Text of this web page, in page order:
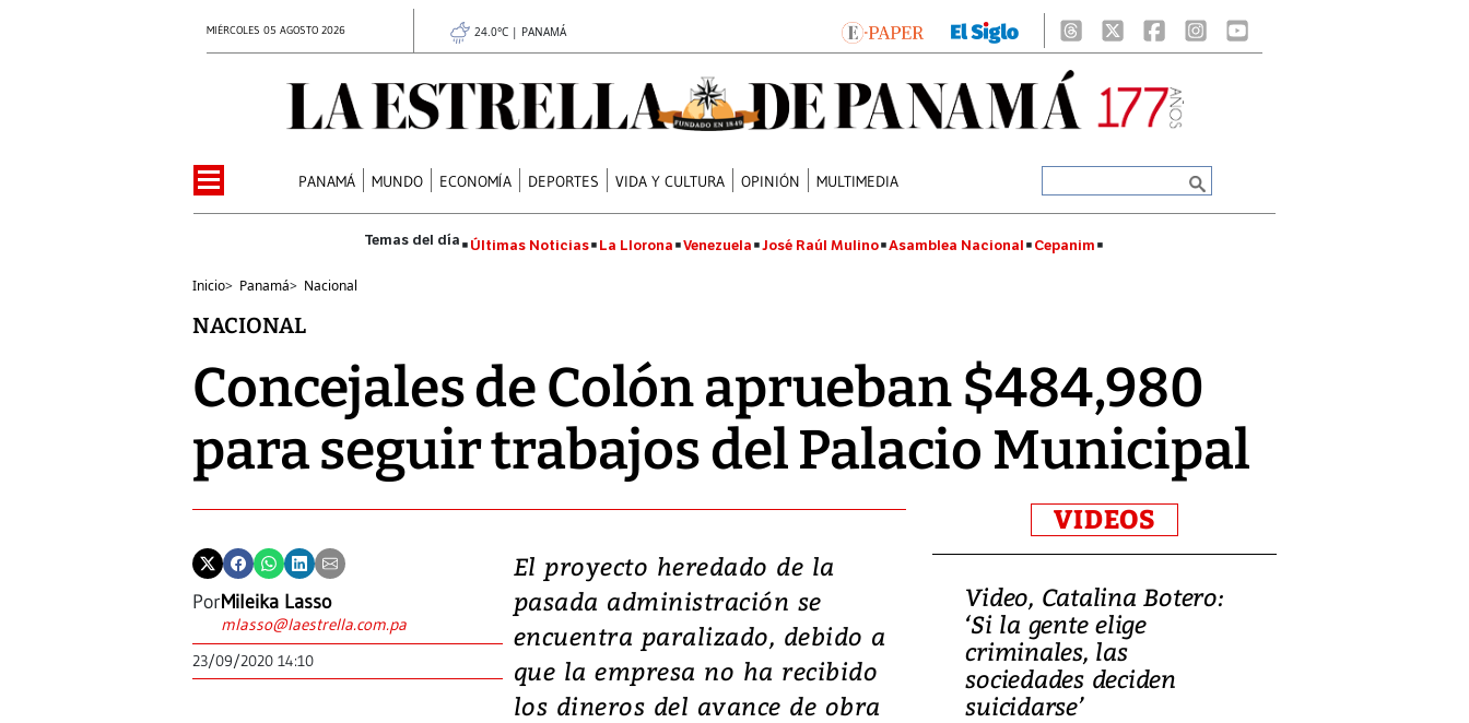
MIÉRCOLES 05 AGOSTO 2026 24.0°C | PANAMÁ
PANAMÁ MUNDO ECONOMÍA DEPORTES VIDA Y CULTURA OPINIÓN MULTIMEDIA
Últimas Noticias La Llorona Venezuela José Raúl Mulino Asamblea Nacional Cepanim
Inicio> Panamá> Nacional
NACIONAL
Concejales de Colón aprueban $484,980
para seguir trabajos del Palacio Municipal
PorMileika Lasso
mlasso@laestrella.com.pa
23/09/2020 14:10
El proyecto heredado de la
pasada administración se
encuentra paralizado, debido a
que la empresa no ha recibido
los dineros del avance de obra
VIDEOS
Video, Japón: Terremoto
deja heridos y graves
daños en Kumamoto
Video, Catalina Botero:
‘Si la gente elige
criminales, las
sociedades deciden
suicidarse’